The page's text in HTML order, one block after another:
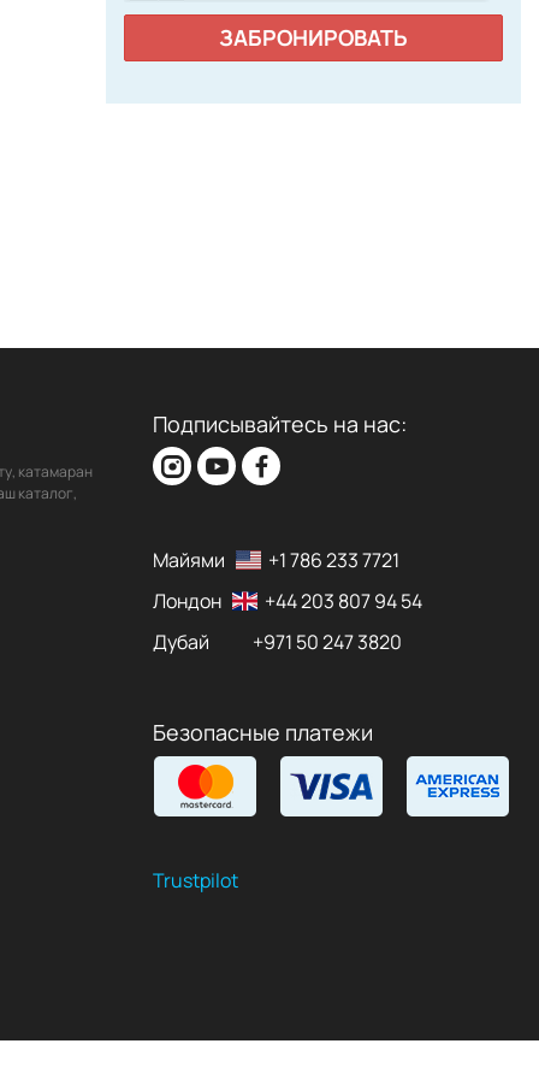
ЗАБРОНИРОВАТЬ
катамаран
каталог,
Подписывайтесь на нас:
Майями
+1 786 233 7721
Лондон
+44 203 807 94 54
Дубай
+971 50 247 3820
Безопасные платежи
Trustpilot